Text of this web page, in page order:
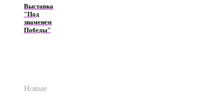
Выставка
"Под
знаменем
Победы"
Новые